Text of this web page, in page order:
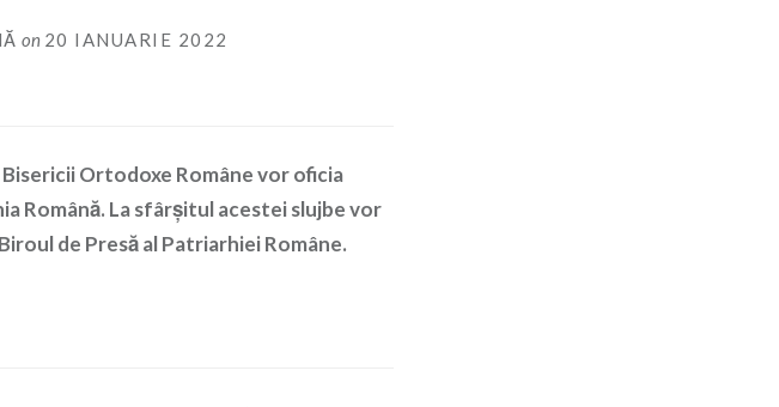
on 20 IANUARIE 2022
Ortodoxe Române vor oficia
Română. La sfârșitul acestei slujbe vor
de Presă al Patriarhiei Române.